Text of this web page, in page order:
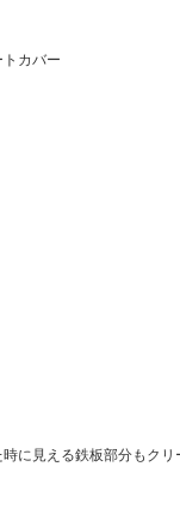
カバー
時に見える鉄板部分もク